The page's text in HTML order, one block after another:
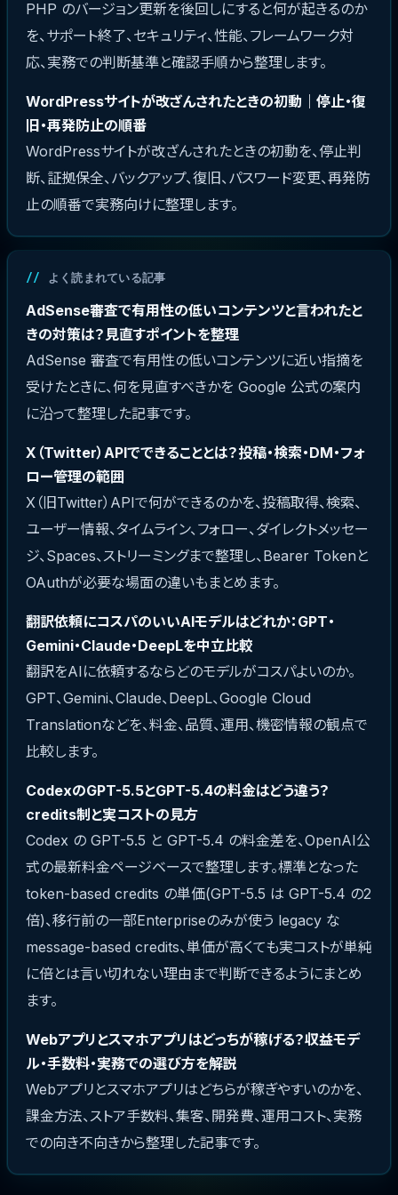
PHP のバージョン更新を後回しにすると何が起きるのか
を、サポート終了、セキュリティ、性能、フレームワーク対
応、実務での判断基準と確認手順から整理します。
WordPressサイトが改ざんされたときの初動｜停止・復
旧・再発防止の順番
WordPressサイトが改ざんされたときの初動を、停止判
断、証拠保全、バックアップ、復旧、パスワード変更、再発防
止の順番で実務向けに整理します。
よく読まれている記事
AdSense審査で有用性の低いコンテンツと言われたと
きの対策は？見直すポイントを整理
AdSense 審査で有用性の低いコンテンツに近い指摘を
受けたときに、何を見直すべきかを Google 公式の案内
に沿って整理した記事です。
X（Twitter）APIでできることとは？投稿・検索・DM・フォ
ロー管理の範囲
X（旧Twitter）APIで何ができるのかを、投稿取得、検索、
ユーザー情報、タイムライン、フォロー、ダイレクトメッセー
ジ、Spaces、ストリーミングまで整理し、Bearer Tokenと
OAuthが必要な場面の違いもまとめます。
翻訳依頼にコスパのいいAIモデルはどれか：GPT・
Gemini・Claude・DeepLを中立比較
翻訳をAIに依頼するならどのモデルがコスパよいのか。
GPT、Gemini、Claude、DeepL、Google Cloud
Translationなどを、料金、品質、運用、機密情報の観点で
比較します。
CodexのGPT-5.5とGPT-5.4の料金はどう違う？
credits制と実コストの見方
Codex の GPT-5.5 と GPT-5.4 の料金差を、OpenAI公
式の最新料金ページベースで整理します。標準となった
token-based credits の単価(GPT-5.5 は GPT-5.4 の2
倍)、移行前の一部Enterpriseのみが使う legacy な
message-based credits、単価が高くても実コストが単純
に倍とは言い切れない理由まで判断できるようにまとめ
ます。
Webアプリとスマホアプリはどっちが稼げる？収益モデ
ル・手数料・実務での選び方を解説
Webアプリとスマホアプリはどちらが稼ぎやすいのかを、
課金方法、ストア手数料、集客、開発費、運用コスト、実務
での向き不向きから整理した記事です。